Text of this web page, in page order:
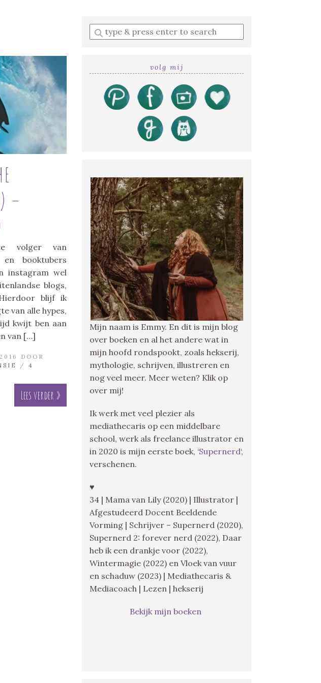
–
volger van
en booktubers
instagram wel
blogs,
blijf ik
van alle hypes,
kwijt ben aan
van […]
DOOR
/ 4
Lees verder »
Enter
a
volg mij
Mijn naam is Emmy. En dit is mijn blog
over boeken en al het andere wat in
mijn hoofd rondspookt, zoals hekserij,
mythologie, schrijven, illustreren en
nog veel meer. Meer weten? Klik op
over mij!
Ik werk met veel plezier als
mediathecaris op een middelbare
school, werk als freelance illustrator en
in 2020 is mijn eerste boek, ‘Supernerd‘,
verschenen.
♥
34 | Mama van Lily (2020) | Illustrator |
Afgestudeerd Docent Beeldende
Vorming | Schrijver – Supernerd (2020),
Supernerd 2: forever nerd (2022), Daar
heb ik een drankje voor (2022),
Wintermagie (2022) en Vloek van vuur
en schaduw (2023) | Mediathecaris &
Mediacoach | Lezen | hekserij
Bekijk mijn boeken